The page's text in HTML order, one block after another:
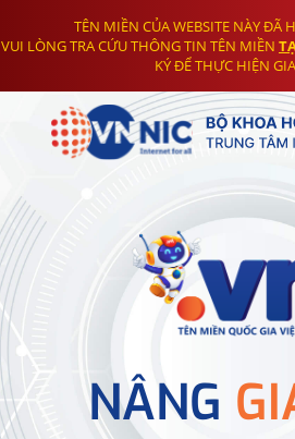
TÊN MIỀN CỦA WEBSITE NÀY ĐÃ
VUI LÒNG TRA CỨU THÔNG TIN TÊN MIỀN
KÝ ĐỂ THỰC HIỆN
NÂNG